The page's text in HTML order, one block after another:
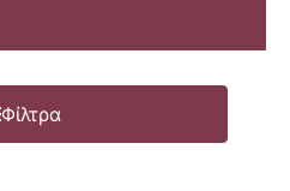
Φίλτρα